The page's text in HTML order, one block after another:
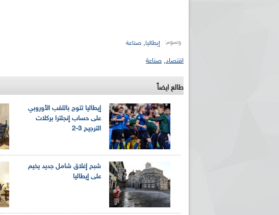
وسوم: إيطاليا, صناعة
اقتصاد, صناعة
طالع ايضاً
إيطاليا تتوج باللقب الأوروبي
على حساب إنجلترا بركلات
الترجيح 3-2
شبح إغلاق شامل جديد يخيم
على إيطاليا